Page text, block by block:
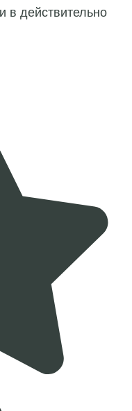
в действительно